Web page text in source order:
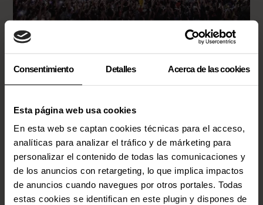
Consentimiento Detalles Acerca de las cookies
Esta página web usa cookies
En esta web se captan cookies técnicas para el acceso,
analíticas para analizar el tráfico y de márketing para
personalizar el contenido de todas las comunicaciones y
de los anuncios con retargeting, lo que implica impactos
de anuncios cuando navegues por otros portales. Todas
estas cookies se identifican en este plugin y dispones de
Mallorca
El MLF apuesta por la música
electrónica: La Plaza